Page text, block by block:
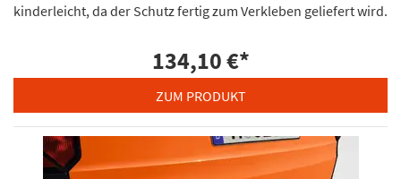
kinderleicht, da der Schutz fertig zum Verkleben geliefert wird.
134,10 €*
ZUM PRODUKT